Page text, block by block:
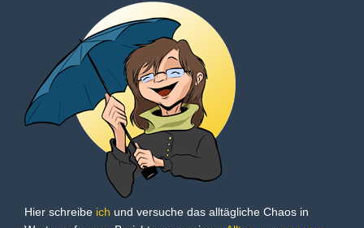
Hier schreibe ich und versuche das alltägliche Chaos in